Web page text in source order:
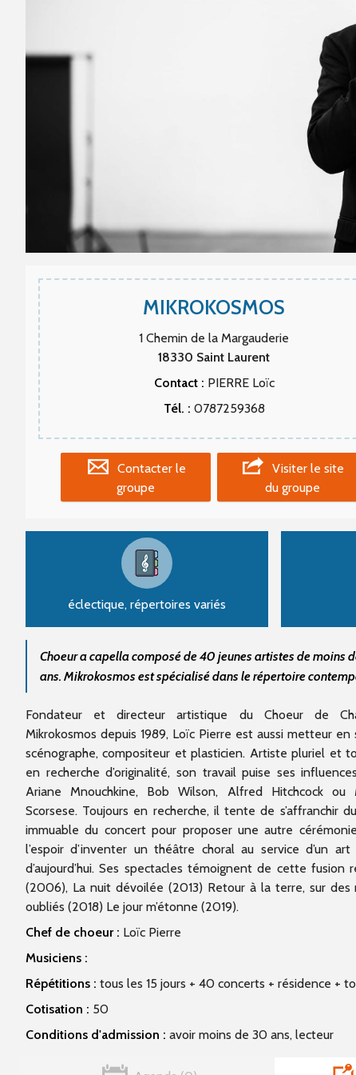
MIKROKOSMOS
1 Chemin de la Margauderie
18330 Saint Laurent
Contact : PIERRE Loïc
Tél. : 0787259368
Contacter le
groupe
Visiter le site
du groupe
éclectique, répertoires variés
Choeur a capella composé de 40 jeunes artistes de moins
ans. Mikrokosmos est spécialisé dans le répertoire
Fondateur et directeur artistique du Choeur de
Mikrokosmos depuis 1989, Loïc Pierre est aussi metteur en
scénographe, compositeur et plasticien. Artiste pluriel et
en recherche d’originalité, son travail puise ses
Ariane Mnouchkine, Bob Wilson, Alfred Hitchcock ou
Scorsese. Toujours en recherche, il tente de s’affranchir
immuable du concert pour proposer une autre
l’espoir d’inventer un théâtre choral au service d’un art
d’aujourd’hui. Ses spectacles témoignent de cette
(2006), La nuit dévoilée (2013) Retour à la terre, sur des
oubliés (2018) Le jour m’étonne (2019).
Chef de choeur : Loïc Pierre
Musiciens :
Répétitions : tous les 15 jours + 40 concerts + résidence +
Cotisation : 50
Conditions d'admission : avoir moins de 30 ans, lecteur